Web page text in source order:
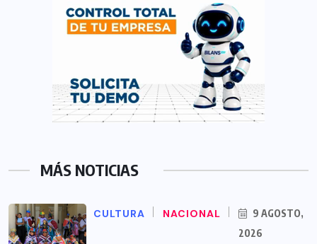
MÁS NOTICIAS
CULTURA NACIONAL
9 AGOSTO,
2026